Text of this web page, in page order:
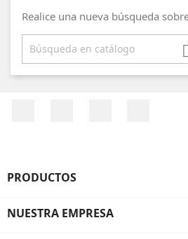
Realice una nueva búsqueda
PRODUCTOS
NUESTRA EMPRESA